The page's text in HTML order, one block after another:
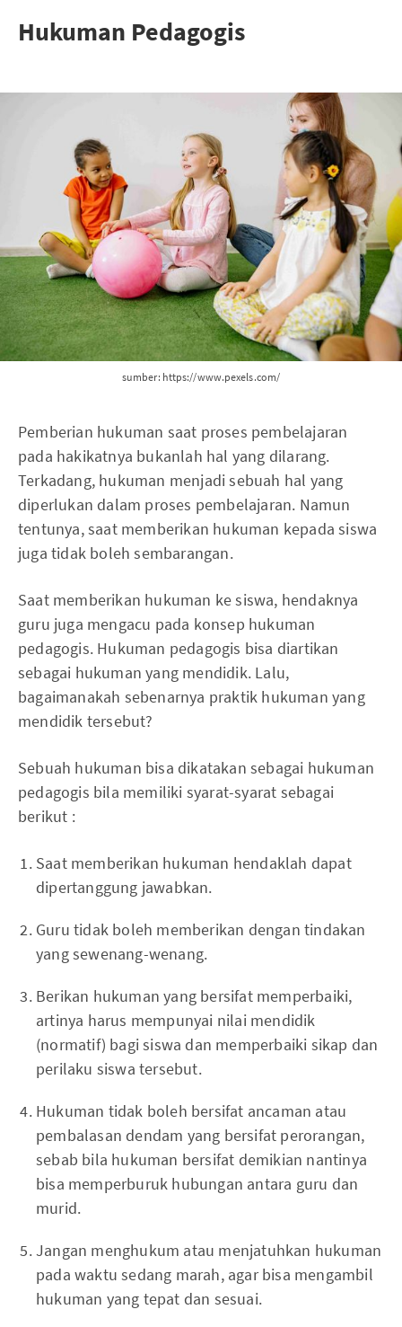
Hukuman Pedagogis
sumber: https://www.pexels.com/
Pemberian hukuman saat proses pembelajaran
pada hakikatnya bukanlah hal yang dilarang.
Terkadang, hukuman menjadi sebuah hal yang
diperlukan dalam proses pembelajaran. Namun
tentunya, saat memberikan hukuman kepada siswa
juga tidak boleh sembarangan.
Saat memberikan hukuman ke siswa, hendaknya
guru juga mengacu pada konsep hukuman
pedagogis. Hukuman pedagogis bisa diartikan
sebagai hukuman yang mendidik. Lalu,
bagaimanakah sebenarnya praktik hukuman yang
mendidik tersebut?
Sebuah hukuman bisa dikatakan sebagai hukuman
pedagogis bila memiliki syarat-syarat sebagai
berikut :
Saat memberikan hukuman hendaklah dapat
dipertanggung jawabkan.
Guru tidak boleh memberikan dengan tindakan
yang sewenang-wenang.
Berikan hukuman yang bersifat memperbaiki,
artinya harus mempunyai nilai mendidik
(normatif) bagi siswa dan memperbaiki sikap dan
perilaku siswa tersebut.
Hukuman tidak boleh bersifat ancaman atau
pembalasan dendam yang bersifat perorangan,
sebab bila hukuman bersifat demikian nantinya
bisa memperburuk hubungan antara guru dan
murid.
Jangan menghukum atau menjatuhkan hukuman
pada waktu sedang marah, agar bisa mengambil
hukuman yang tepat dan sesuai.